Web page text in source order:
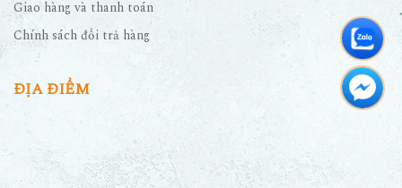
Giao hàng và thanh toán
Chính sách đổi trả hàng
ĐỊA ĐIỂM